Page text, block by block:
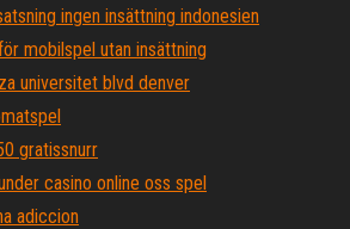
ingen insättning indonesien
mobilspel utan insättning
universitet blvd denver
gratissnurr
casino online oss spel
adiccion